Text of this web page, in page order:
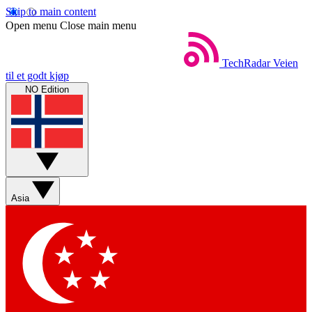
Skip to main content
Open menu Close main menu
TechRadar Veien
til et godt kjøp
NO Edition
Asia